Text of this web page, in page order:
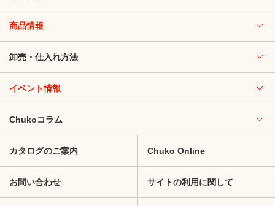
商品情報
卸売・仕入れ方法
イベント情報
Chukoコラム
カタログのご案内 Chuko Online
お問い合わせ サイトの利用に関して